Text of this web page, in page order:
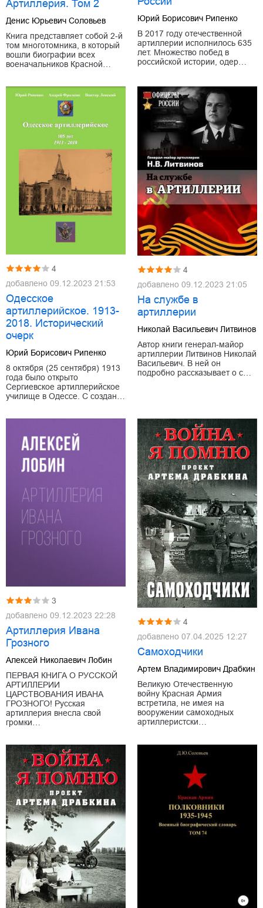
Артиллерия. Том 2
Денис Юрьевич Соловьев
Книга представляет собой 2-й
том многотомника, в который
вошли биографии всех
военачальников Красной…
Юрий Борисович Рипенко
В 2017 году отечественной
артиллерии исполнилось 635
лет. Множество побед в
российской истории, одер…
4
добавлено 09.12.2023 21:53
Одесское
артиллерийское. 1913-
2018. Исторический
очерк
Юрий Борисович Рипенко
8 октября (25 сентября) 1913
года было открыто
Сергиевское артиллерийское
училище в Одессе. С создан…
4
добавлено 09.12.2023 21:05
На службе в
артиллерии
Николай Васильевич Литвинов
Автор книги генерал-майор
артиллерии Литвинов Николай
Васильевич. В ней он
подробно рассказывает о с…
3
добавлено 09.12.2023 22:28
Артиллерия Ивана
Грозного
Алексей Николаевич Лобин
ПЕРВАЯ КНИГА О РУССКОЙ
АРТИЛЛЕРИИ
ЦАРСТВОВАНИЯ ИВАНА
ГРОЗНОГО! Русская
артиллерия внесла свой
громки…
4
добавлено 07.04.2025 12:27
Самоходчики
Артем Владимирович Драбкин
Великую Отечественную
войну Красная Армия
встретила, не имея на
вооружении самоходных
артиллеристски…